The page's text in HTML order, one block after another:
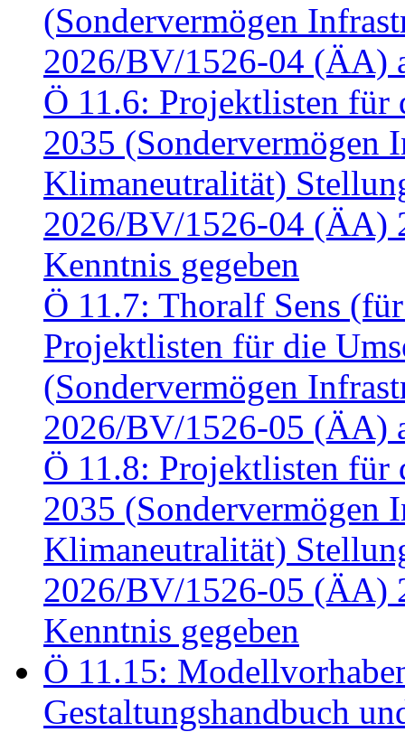
(Sondervermögen
2026/BV/1526-04 (ÄA)
Ö 11.6: Projektlisten für
2035 (Sondervermögen
Klimaneutralität)
2026/BV/1526-04 (ÄA)
Kenntnis gegeben
Ö 11.7: Thoralf Sens
Projektlisten für die
(Sondervermögen
2026/BV/1526-05 (ÄA)
Ö 11.8: Projektlisten für
2035 (Sondervermögen
Klimaneutralität)
2026/BV/1526-05 (ÄA)
Kenntnis gegeben
Ö 11.15:
Gestaltungshandbuch